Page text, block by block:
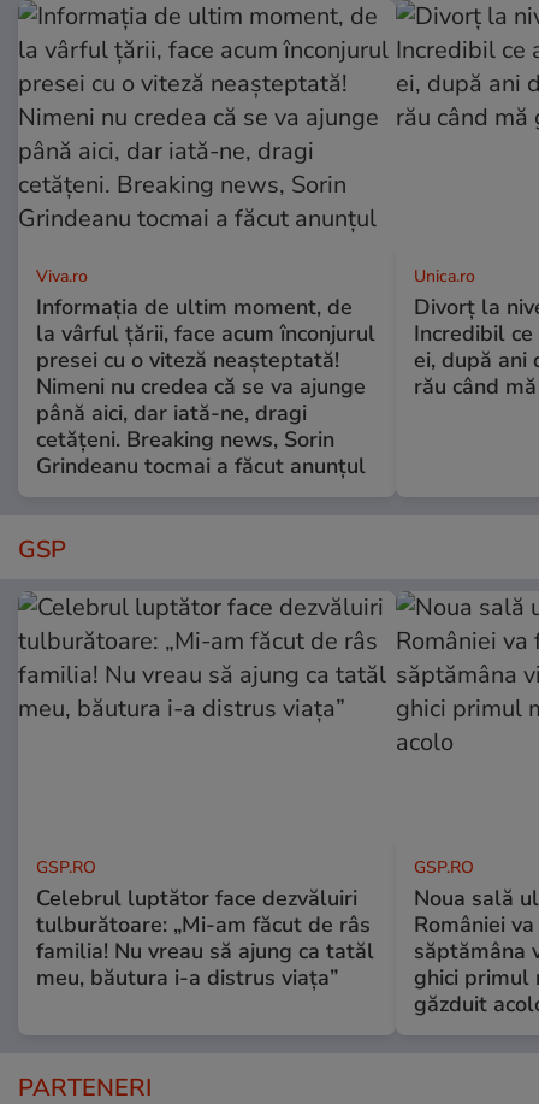
Viva.ro
Informația de ultim moment, de
la vârful țării, face acum înconjurul
presei cu o viteză neașteptată!
Nimeni nu credea că se va ajunge
până aici, dar iată-ne, dragi
cetățeni. Breaking news, Sorin
Grindeanu tocmai a făcut anunțul
Unica.ro
Divorț la
Incredibil
ei, după ani
rău când
GSP
GSP.RO
Celebrul luptător face dezvăluiri
tulburătoare: „Mi-am făcut de râs
familia! Nu vreau să ajung ca tatăl
meu, băutura i-a distrus viața”
GSP.RO
Noua sală
României
săptămâna
ghici primul
găzduit
PARTENERI